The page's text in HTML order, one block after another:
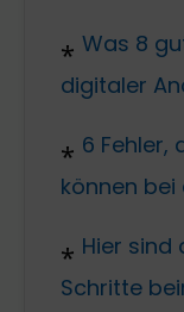
Was 8
digitaler
6 Fehler,
können
Hier sind
Schritte